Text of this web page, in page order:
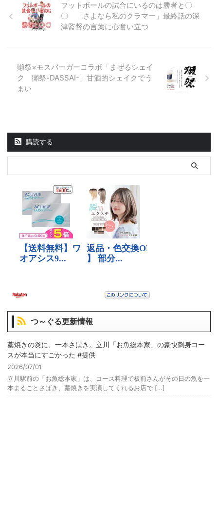
フットボールの試合にいるのは勝者と〇
〇 「さよなら私のクラマー」最終話の深
津監督の言葉に心奮い立つ
獺祭×モスバーガーコラボ「まぜるシェイ
ク 獺祭-DASSAI-」甘酒的シェイクでう
まい
購読する
つ～ぐる更新情報
藁焼きの炎に、一本さばき。立川「お魚総本家」の豪快刺身コー
スが本当にすごかった #提供
2026/07/01
立川駅前の「お魚総本家」は、コース料理で板前さんがその日の魚を一
本まるごとさばき、藁焼きを実演してくれるお店で […]